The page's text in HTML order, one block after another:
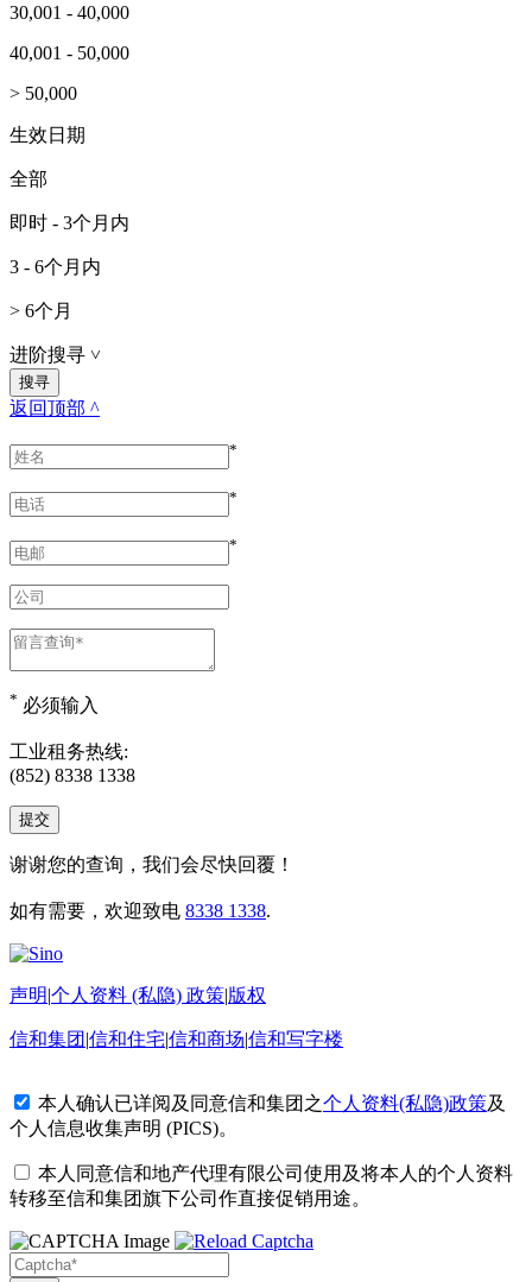
30,001 - 40,000
40,001 - 50,000
> 50,000
生效日期
全部
即时 - 3个月内
3 - 6个月内
> 6个月
进阶搜寻 ˅
返回顶部 ^
*
*
*
* 必须输入
工业租务热线:
(852) 8338 1338
谢谢您的查询，我们会尽快回覆！
如有需要，欢迎致电 8338 1338.
声明|个人资料 (私隐) 政策|版权
信和集团 |信和住宅|信和商场|信和写字楼
本人确认已详阅及同意信和集团之个人资料(私隐)政策及
个人信息收集声明 (PICS)。
本人同意信和地产代理有限公司使用及将本人的个人资料
转移至信和集团旗下公司作直接促销用途。